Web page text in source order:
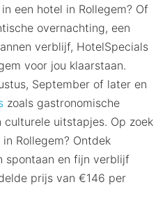
een hotel in Rollegem? Of
overnachting, een
verblijf, HotelSpecials
voor jou klaarstaan.
September of later en
zoals gastronomische
culturele uitstapjes. Op zoek
Rollegem? Ontdek
spontaan en fijn verblijf
prijs van €146 per